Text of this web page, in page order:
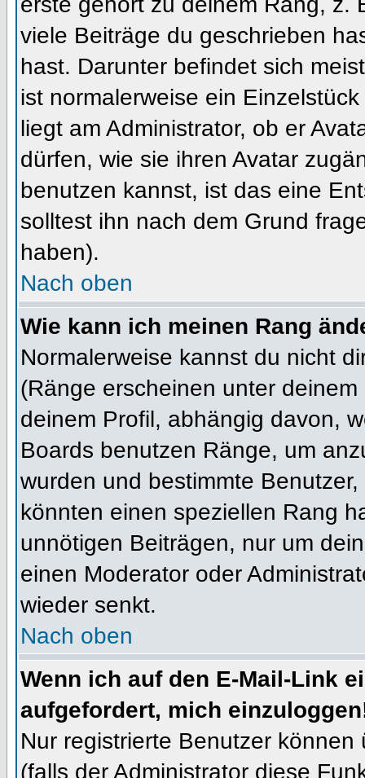
viele Beiträge du geschrieben
hast. Darunter befindet sich
ist normalerweise ein
liegt am Administrator, ob er
dürfen, wie sie ihren Avatar
benutzen kannst, ist das eine
solltest ihn nach dem Grund
haben).
Nach oben
Wie kann ich meinen Rang
Normalerweise kannst du nicht
(Ränge erscheinen unter
deinem Profil, abhängig davon,
Boards benutzen Ränge, um
wurden und bestimmte
könnten einen speziellen Rang
unnötigen Beiträgen, nur um
einen Moderator oder
wieder senkt.
Nach oben
Wenn ich auf den E-Mail-Link
aufgefordert, mich
Nur registrierte Benutzer
(falls der Administrator diese